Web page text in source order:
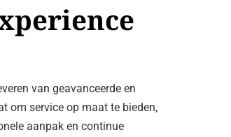
van geavanceerde en
om service op maat te bieden,
aanpak en continue